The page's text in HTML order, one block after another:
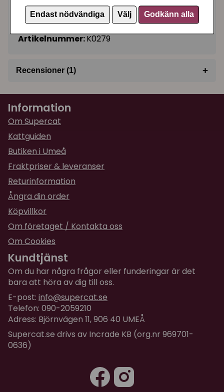
Endast nödvändiga Välj Godkänn alla
Katt spade, kolfilter och bajspåsar
PeeWee kattlådor
Artikelnummer:K0279
Recensioner (1) +
Lena
för 2 år sedan
★★★★★
Information
Om Supercat
Kattguiden
Butiken i Umeå
Fraktpriser & leveranser
Returinformation
Ångra din order
Köpvillkor
Om företaget / Kontakta oss
Om Cookies
Kundtjänst
Om du har några frågor eller funderingar är det
bara att höra av dig till oss.
E-post: info@supercat.se
Telefon: 090-2059210
Adress: Björnvägen 11, 906 40 UMEÅ
Supercat.se drivs av Incrade KB (org.nr 969701-
0636)